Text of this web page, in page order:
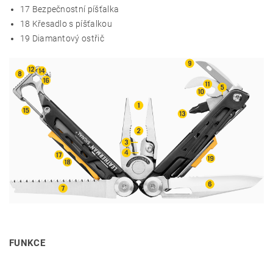
17 Bezpečnostní píšťalka
18 Křesadlo s píšťalkou
19 Diamantový ostřič
FUNKCE